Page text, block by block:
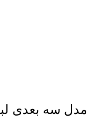
مدل سه بعدی